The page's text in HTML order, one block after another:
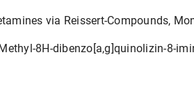
via Reissert-Compounds,
8H-dibenzo[a,g]quinolizin-8-